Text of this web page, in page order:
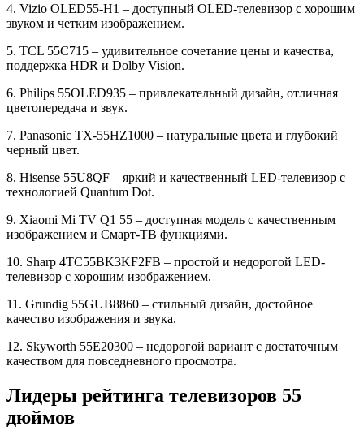
4. Vizio OLED55-H1 – доступный OLED-телевизор с хорошим
звуком и четким изображением.
5. TCL 55C715 – удивительное сочетание цены и качества,
поддержка HDR и Dolby Vision.
6. Philips 55OLED935 – привлекательный дизайн, отличная
цветопередача и звук.
7. Panasonic TX-55HZ1000 – натуральные цвета и глубокий
черный цвет.
8. Hisense 55U8QF – яркий и качественный LED-телевизор с
технологией Quantum Dot.
9. Xiaomi Mi TV Q1 55 – доступная модель с качественным
изображением и Смарт-ТВ функциями.
10. Sharp 4TC55BK3KF2FB – простой и недорогой LED-
телевизор с хорошим изображением.
11. Grundig 55GUB8860 – стильный дизайн, достойное
качество изображения и звука.
12. Skyworth 55E20300 – недорогой вариант с достаточным
качеством для повседневного просмотра.
Лидеры рейтинга телевизоров 55
дюймов